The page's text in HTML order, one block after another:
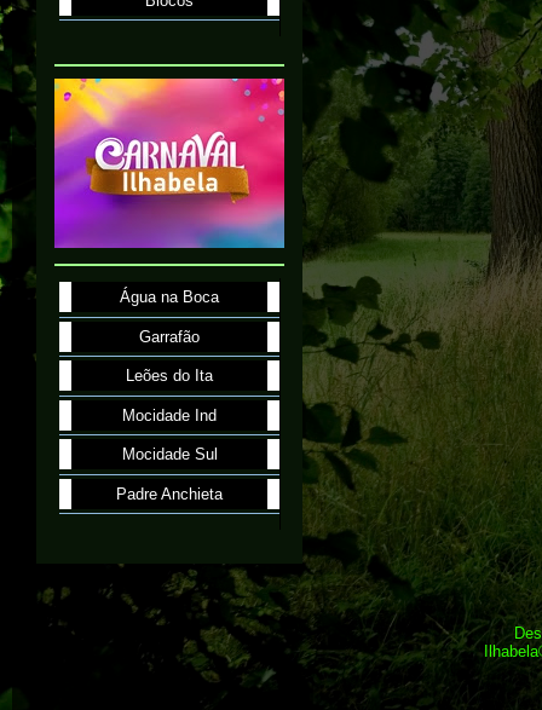
Água na Boca
Garrafão
Leões do Ita
Mocidade Ind
Mocidade Sul
Padre Anchieta